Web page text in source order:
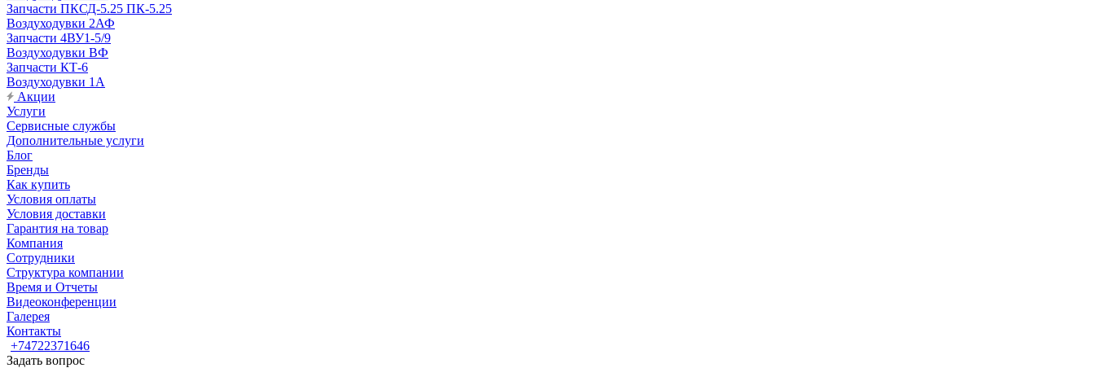
Запчасти ПКСД-5.25 ПК-5.25
Воздуходувки 2АФ
Запчасти 4ВУ1-5/9
Воздуходувки ВФ
Запчасти КТ-6
Воздуходувки 1А
Акции
Услуги
Сервисные службы
Дополнительные услуги
Блог
Бренды
Как купить
Условия оплаты
Условия доставки
Гарантия на товар
Компания
Сотрудники
Структура компании
Время и Отчеты
Видеоконференции
Галерея
Контакты
+74722371646
Задать вопрос